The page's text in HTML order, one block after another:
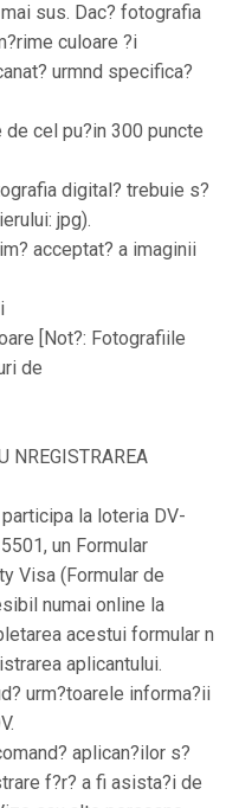
sus. Dac? fotografia
culoare ?i
urmnd specifica?
de cel pu?in 300 puncte
digital? trebuie s?
jpg).
acceptat? a imaginii
[Not?: Fotografiile
de
NREGISTRAREA
la loteria DV-
un Formular
Visa (Formular de
numai online la
acestui formular n
aplicantului.
urm?toarele informa?ii
aplican?ilor s?
f?r? a fi asista?i de